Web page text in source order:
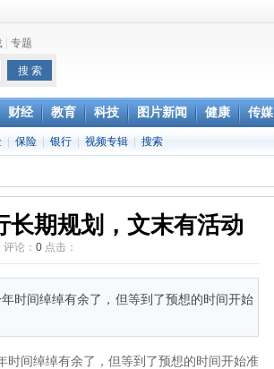
专题
财经 教育 科技 图片新闻 健康 传媒
保险 银行 视频专辑 搜索
期规划，文末有活动
论： 0点击：
时间绰绰有余了，但等到了预想的时间开始
间绰绰有余了，但等到了预想的时间开始准